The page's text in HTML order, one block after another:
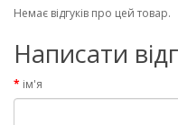
Немає відгуків про цей товар.
Написати
ім'я